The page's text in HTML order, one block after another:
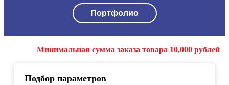
Портфолио
Минимальная сумма заказа товара 10,000 рублей
Подбор параметров